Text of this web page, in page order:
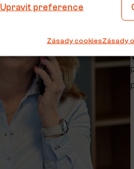
Upravit preference
Zásady cookiesZásady